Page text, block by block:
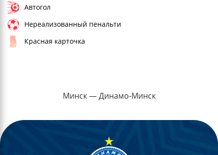
Автогол
Нереализованный пенальти
Красная карточка
Минск — Динамо-Минск